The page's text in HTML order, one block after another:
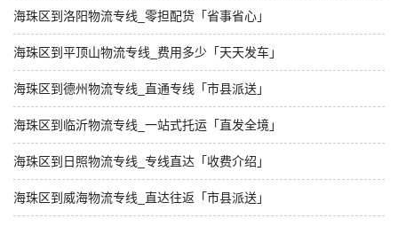
海珠区到洛阳物流专线_零担配货「省事省心」
海珠区到平顶山物流专线_费用多少「天天发车」
海珠区到德州物流专线_直通专线「市县派送」
海珠区到临沂物流专线_一站式托运「直发全境」
海珠区到日照物流专线_专线直达「收费介绍」
海珠区到威海物流专线_直达往返「市县派送」